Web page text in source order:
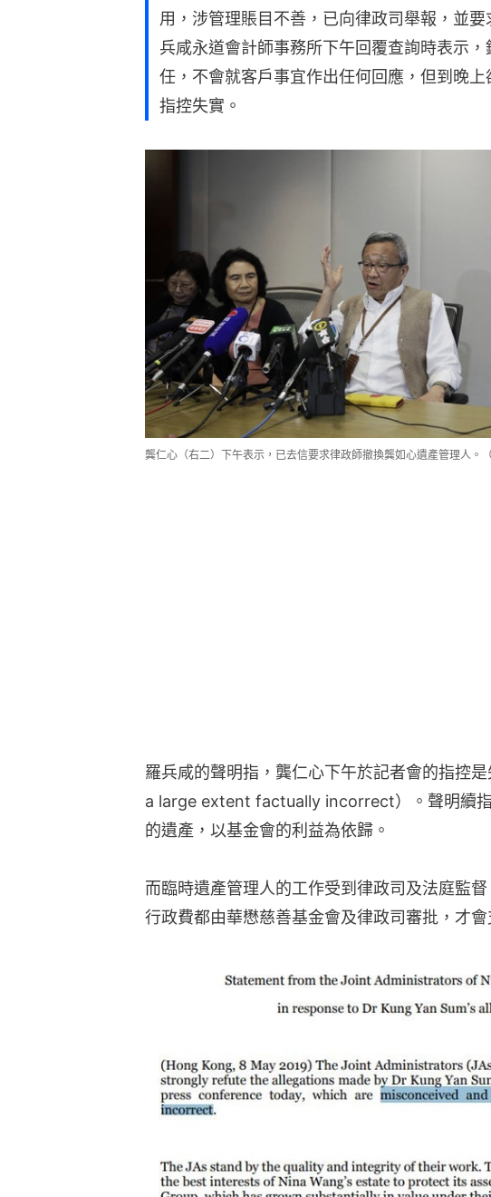
用，涉管理賬目不善，已向律政司舉報，並
兵咸永道會計師事務所下午回覆查詢時表示
任，不會就客戶事宜作出任何回應，但到晚
指控失實。
龔仁心（右二）下午表示，已去信要求律政師撤換龔如心遺產管理人。（
羅兵咸的聲明指，龔仁心下午於記者會的指控
a large extent factually incorrect）。聲明續
的遺產，以基金會的利益為依歸。
而臨時遺產管理人的工作受到律政司及法庭監
行政費都由華懋慈善基金會及律政司審批，才會